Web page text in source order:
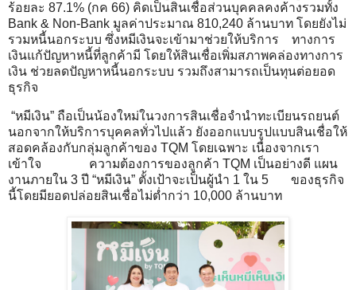
ร้อยละ 87.1% (กค 66) คิดเป็นสินเชื่อส่วนบุคคลคงค้างรวมทั้ง
Bank & Non-Bank มูลค่าประมาณ 810,240 ล้านบาท โดยยังไม่
รวมหนี้นอกระบบ ซึ่งหมีเงินจะเข้ามาช่วยให้บริการ ทางการ
เงินแก้ปัญหาหนี้ที่ลูกค้ามี โดยให้สินเชื่อเพิ่มสภาพคล่องทางการ
เงิน ช่วยลดปัญหาหนี้นอกระบบ รวมถึงสามารถเป็นทุนต่อยอด
ธุรกิจ
“หมีเงิน” ถือเป็นน้องใหม่ในวงการสินเชื่อจำนำทะเบียนรถยนต์
นอกจากให้บริการบุคคลทั่วไปแล้ว ยังออกแบบรูปแบบสินเชื่อให้
สอดคล้องกับกลุ่มลูกค้าของ TQM โดยเฉพาะ เนื่องจากเรา
เข้าใจ ความต้องการของลูกค้า TQM เป็นอย่างดี แผน
งานภายใน 3 ปี “หมีเงิน” ตั้งเป้าจะเป็นผู้นำ 1 ใน 5 ของธุรกิจ
นี้โดยมียอดปล่อยสินเชื่อไม่ต่ำกว่า 10,000 ล้านบาท